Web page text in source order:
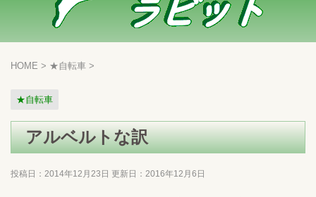
HOME > ★自転車 >
★自転車
アルベルトな訳
投稿日：2014年12月23日 更新日： 2016年12月6日